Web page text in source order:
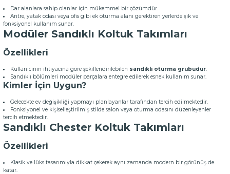
Dar alanlara sahip olanlar için mükemmel bir çözümdür.
Antre, yatak odası veya ofis gibi ek oturma alanı gerektiren yerlerde şık ve
fonksiyonel kullanım sunar.
Modüler Sandıklı Koltuk Takımları
Özellikleri
Kullanıcının ihtiyacına göre şekillendirilebilen sandıklı oturma grubudur.
Sandıklı bölümleri modüler parçalara entegre edilerek esnek kullanım sunar.
Kimler İçin Uygun?
Gelecekte ev değişikliği yapmayı planlayanlar tarafından tercih edilmektedir.
Fonksiyonel ve kişiselleştirilmiş stilde salon veya oturma odasını düzenleyenler
tercih etmektedir.
Sandıklı Chester Koltuk Takımları
Özellikleri
Klasik ve lüks tasarımıyla dikkat çekerek aynı zamanda modern bir görünüş de
katar.